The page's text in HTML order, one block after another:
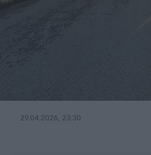
29.04.2026, 23:30